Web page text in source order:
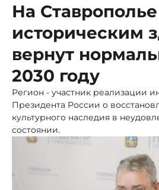
На Ставрополье
историческим
вернут
2030 году
Регион - участник реализации
Президента России о
культурного наследия в
состоянии.